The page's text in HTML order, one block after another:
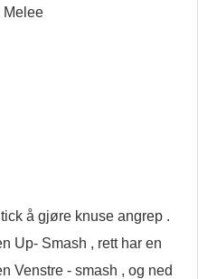
Melee
å gjøre knuse angrep .
Up- Smash , rett har en
Venstre - smash , og ned